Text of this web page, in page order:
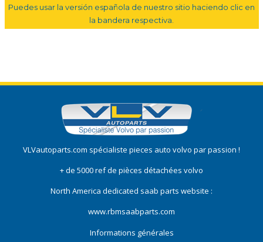
Puedes usar la versión española de nuestro sitio haciendo clic en
la bandera respectiva.
VLVautoparts.com spécialiste pieces auto volvo par passion !
+ de 5000 ref de pièces détachées volvo
North America dedicated saab parts website :
www.rbmsaabparts.com
Informations générales